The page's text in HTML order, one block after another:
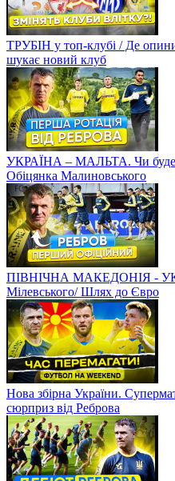
ТРУБІН у топ-клубі / Де
шукає новий клуб
УКРАЇНА – МАЛЬТА. Чи буде
Обіцянка Малиновського
ПІВНІЧНА МАКЕДОНІЯ -
Мілевського/ Шлях до Євро
Нова збірна України.
сюрприз від Реброва